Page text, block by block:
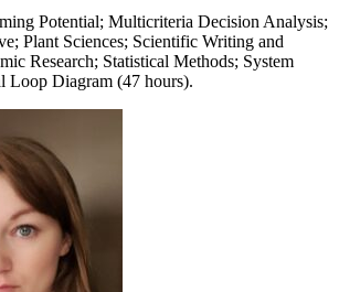
Potential; Multicriteria Decision Analysis;
Plant Sciences; Scientific Writing and
Research; Statistical Methods; System
Loop Diagram (47 hours).